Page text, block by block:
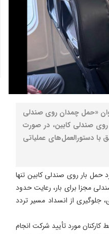
«حمل چمدان روی صندلی
روی صندلی کابین، در صورت
با دستورالعمل‌های عملیاتی
حمل بار روی صندلی کابین تنها
مجزا برای بار، رعایت حدود
جلوگیری از انسداد مسیر تردد
کارکنان مورد تأیید شرکت انجام